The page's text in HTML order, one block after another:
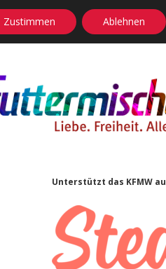
facebook
instagram
rss
Sidebar
Unterstützt das KFMW
Zustimmen Ablehnen